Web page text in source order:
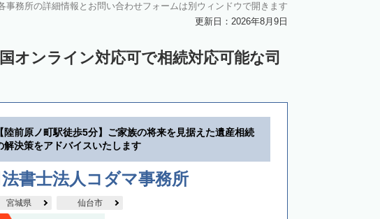
事務所の詳細情報とお問い合わせフォームは別ウィンドウで開きます
更新日：2026年8月9日
オンライン対応可で相続対応可能な司
【陸前原ノ町駅徒歩5分】ご家族の将来を見据えた遺産相続
解決策をアドバイスいたします
書士法人コダマ事務所
宮城県 仙台市